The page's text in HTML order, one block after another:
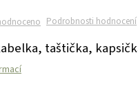
Podrobnosti hodnocení
taštička,